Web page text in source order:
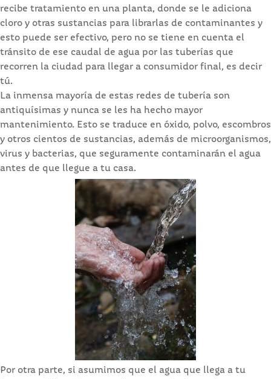
recibe tratamiento en una planta, donde se le adiciona
cloro y otras sustancias para librarlas de contaminantes y
esto puede ser efectivo, pero no se tiene en cuenta el
tránsito de ese caudal de agua por las tuberías que
recorren la ciudad para llegar a consumidor final, es decir
tú.
La inmensa mayoría de estas redes de tubería son
antiquísimas y nunca se les ha hecho mayor
mantenimiento. Esto se traduce en óxido, polvo, escombros
y otros cientos de sustancias, además de microorganismos,
virus y bacterias, que seguramente contaminarán el agua
antes de que llegue a tu casa.
Por otra parte, si asumimos que el agua que llega a tu